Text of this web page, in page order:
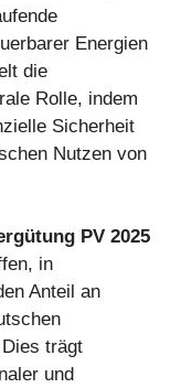
Energien
die
Rolle, indem
Sicherheit
Nutzen von
PV 2025
in
Anteil an
trägt
und